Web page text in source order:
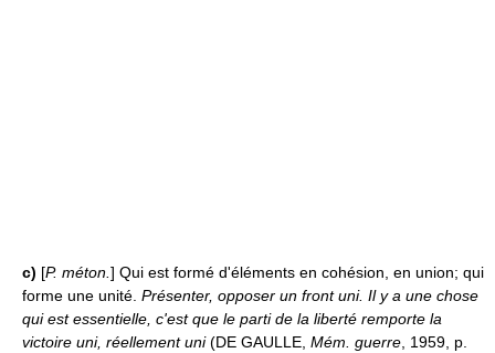
c) [P. méton. ] Qui est formé d'éléments en cohésion, en union; qui
forme une unité. Présenter, opposer un front uni. Il y a une chose
qui est essentielle, c'est que le parti de la liberté remporte la
victoire uni, réellement uni(DE GAULLE, Mém. guerre , 1959, p.